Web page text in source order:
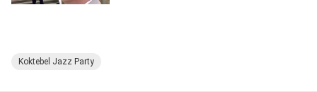
Koktebel Jazz Party